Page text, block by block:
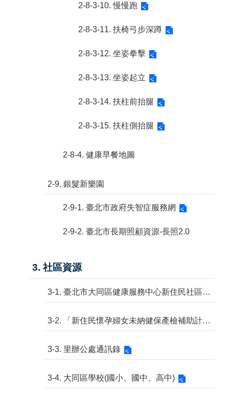
2-8-3-10. 慢慢跑
2-8-3-11. 扶椅弓步深蹲
2-8-3-12. 坐姿拳擊
2-8-3-13. 坐姿起立
2-8-3-14. 扶柱前抬腿
2-8-3-15. 扶柱側抬腿
2-8-4. 健康早餐地圖
2-9. 銀髮新樂園
2-9-1. 臺北市政府失智症服務網
2-9-2. 臺北市長期照顧資源-長照2.0
3. 社區資源
3-1. 臺北市大同區健康服務中心新住民社區保健諮詢
3-2. 「新住民懷孕婦女未納健保產檢補助計畫」常見 Q&A
3-3. 里辦公處通訊錄
3-4. 大同區學校(國小、國中、高中)